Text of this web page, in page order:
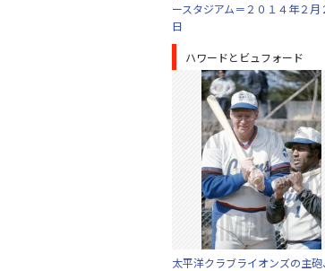
ースタジアム＝２０１４年２月
日
ハワードとビュフォード
太平洋クラブライオンズの主砲